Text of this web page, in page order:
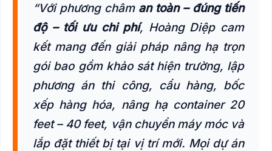
“Với phương châm an toàn – đúng tiến
độ – tối ưu chi phí, Hoàng Diệp cam
kết mang đến giải pháp nâng hạ trọn
gói bao gồm khảo sát hiện trường, lập
phương án thi công, cẩu hàng, bốc
xếp hàng hóa, nâng hạ container 20
feet – 40 feet, vận chuyển máy móc và
lắp đặt thiết bị tại vị trí mới. Mọi dự án